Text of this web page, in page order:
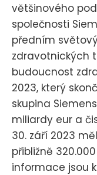
většinového
společnosti
předním
zdravotnických
budoucnost
2023, který
skupina
miliardy eur a
30. září 2023
přibližně
informace jsou